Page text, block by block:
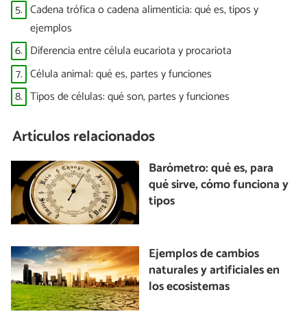
5. Cadena trófica o cadena alimenticia: qué es, tipos y
ejemplos
6. Diferencia entre célula eucariota y procariota
7. Célula animal: qué es, partes y funciones
8. Tipos de células: qué son, partes y funciones
Artículos relacionados
Barómetro: qué es, para
qué sirve, cómo funciona y
tipos
Ejemplos de cambios
naturales y artificiales en
los ecosistemas